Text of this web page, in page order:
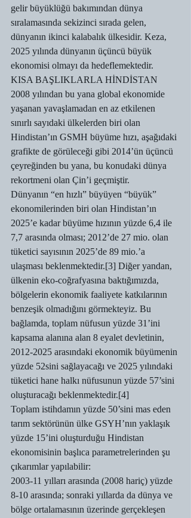
gelir büyüklüğü bakımından dünya
sıralamasında sekizinci sırada gelen,
dünyanın ikinci kalabalık ülkesidir. Keza,
2025 yılında dünyanın üçüncü büyük
ekonomisi olmayı da hedeflemektedir.
KISA BAŞLIKLARLA HİNDİSTAN
2008 yılından bu yana global ekonomide
yaşanan yavaşlamadan en az etkilenen
sınırlı sayıdaki ülkelerden biri olan
Hindistan’ın GSMH büyüme hızı, aşağıdaki
grafikte de görüleceği gibi 2014’ün üçüncü
çeyreğinden bu yana, bu konudaki dünya
rekortmeni olan Çin’i geçmiştir.
Dünyanın “en hızlı” büyüyen “büyük”
ekonomilerinden biri olan Hindistan’ın
2025’e kadar büyüme hızının yüzde 6,4 ile
7,7 arasında olması; 2012’de 27 mio. olan
tüketici sayısının 2025’de 89 mio.’a
ulaşması beklenmektedir.[3] Diğer yandan,
ülkenin eko-coğrafyasına baktığımızda,
bölgelerin ekonomik faaliyete katkılarının
benzeşik olmadığını görmekteyiz. Bu
bağlamda, toplam nüfusun yüzde 31’ini
kapsama alanına alan 8 eyalet devletinin,
2012-2025 arasındaki ekonomik büyümenin
yüzde 52sini sağlayacağı ve 2025 yılındaki
tüketici hane halkı nüfusunun yüzde 57’sini
oluşturacağı beklenmektedir.[4]
Toplam istihdamın yüzde 50’sini mas eden
tarım sektörünün ülke GSYH’nın yaklaşık
yüzde 15’ini oluşturduğu Hindistan
ekonomisinin başlıca parametrelerinden şu
çıkarımlar yapılabilir:
2003-11 yılları arasında (2008 hariç) yüzde
8-10 arasında; sonraki yıllarda da dünya ve
bölge ortalamasının üzerinde gerçekleşen